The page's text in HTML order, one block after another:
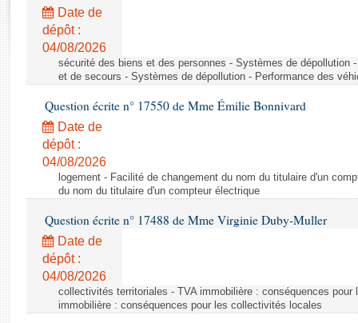
Rapports législatifs
Rapports sur l'application des lois
Baromètre de l’application des lois
Dossiers législatifs
Budget et sécurité sociale
Questions écrites et orales
Comptes rendus des débats
Date de
dépôt :
04/08/2026
sécurité des biens et des personnes - Systèmes de dépollution
et de secours - Systèmes de dépollution - Performance des
Question écrite n° 17550 de Mme Émilie Bonnivard
Date de
dépôt :
04/08/2026
logement - Facilité de changement du nom du titulaire d'un
du nom du titulaire d'un compteur électrique
Question écrite n° 17488 de Mme Virginie Duby-Muller
Date de
dépôt :
04/08/2026
collectivités territoriales - TVA immobilière : conséquences
immobilière : conséquences pour les collectivités locales